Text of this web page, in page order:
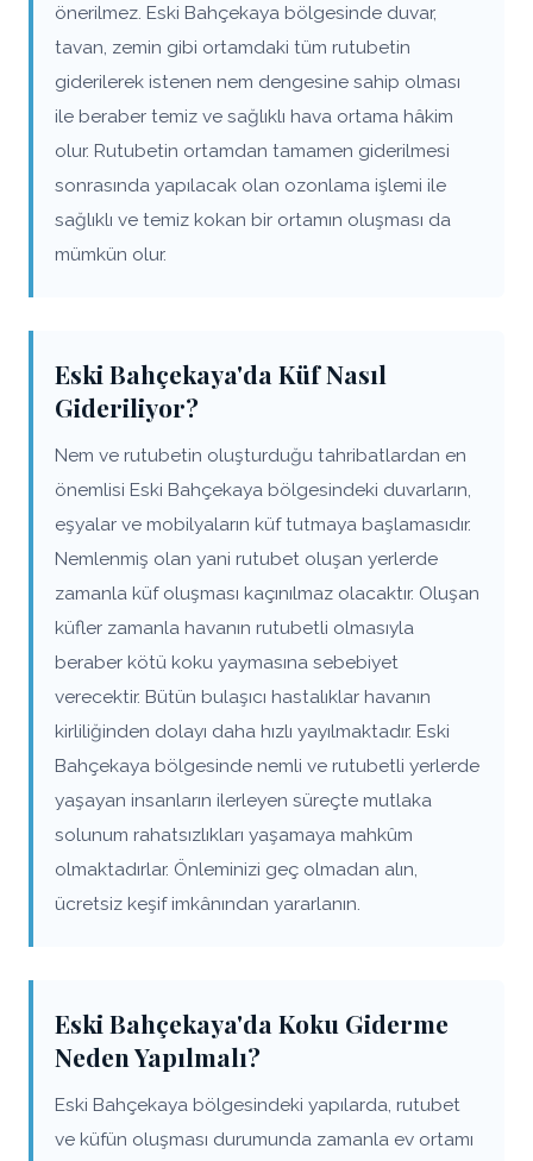
önerilmez. Eski Bahçekaya bölgesinde duvar,
tavan, zemin gibi ortamdaki tüm rutubetin
giderilerek istenen nem dengesine sahip olması
ile beraber temiz ve sağlıklı hava ortama hâkim
olur. Rutubetin ortamdan tamamen giderilmesi
sonrasında yapılacak olan ozonlama işlemi ile
sağlıklı ve temiz kokan bir ortamın oluşması da
mümkün olur.
Eski Bahçekaya'da Küf Nasıl
Gideriliyor?
Nem ve rutubetin oluşturduğu tahribatlardan en
önemlisi Eski Bahçekaya bölgesindeki duvarların,
eşyalar ve mobilyaların küf tutmaya başlamasıdır.
Nemlenmiş olan yani rutubet oluşan yerlerde
zamanla küf oluşması kaçınılmaz olacaktır. Oluşan
küfler zamanla havanın rutubetli olmasıyla
beraber kötü koku yaymasına sebebiyet
verecektir. Bütün bulaşıcı hastalıklar havanın
kirliliğinden dolayı daha hızlı yayılmaktadır. Eski
Bahçekaya bölgesinde nemli ve rutubetli yerlerde
yaşayan insanların ilerleyen süreçte mutlaka
solunum rahatsızlıkları yaşamaya mahkûm
olmaktadırlar. Önleminizi geç olmadan alın,
ücretsiz keşif imkânından yararlanın.
Eski Bahçekaya'da Koku Giderme
Neden Yapılmalı?
Eski Bahçekaya bölgesindeki yapılarda, rutubet
ve küfün oluşması durumunda zamanla ev ortamı